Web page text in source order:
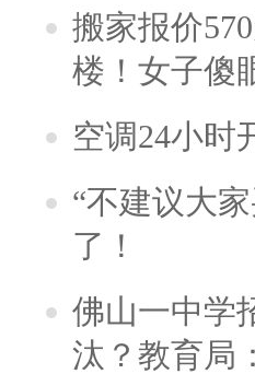
搬家报价
楼！女子
空调24小时
“不建议大
了！
佛山一中学
汰？教育局